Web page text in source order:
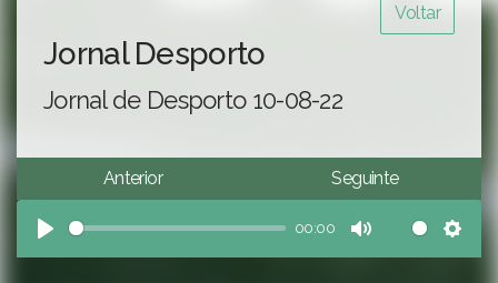
Voltar
Jornal Desporto
Jornal de Desporto 10-08-22
Anterior Seguinte
Play
00:00
Mute